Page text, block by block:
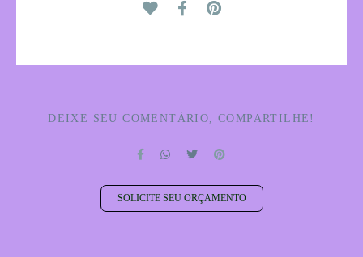
DEIXE SEU COMENTÁRIO, COMPARTILHE!
SOLICITE SEU ORÇAMENTO